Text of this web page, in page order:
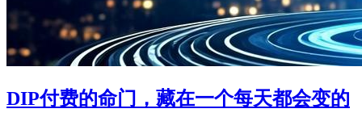
DIP付费的命门，藏在一个每天都会变的